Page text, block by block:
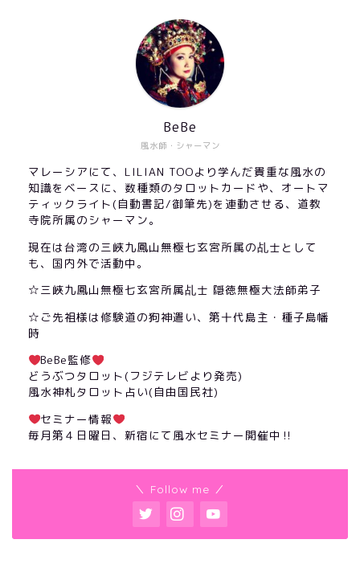
風水師・シャーマン
BeBe
マレーシアにて、LILIAN TOOより学んだ貴重な風水の
知識をベースに、数種類のタロットカードや、オートマ
ティックライト(自動書記/御筆先)を連動させる、道教
寺院所属のシャーマン。
現在は台湾の三峽九鳳山無極七玄宮所属の乩士として
も、国内外で活動中。
☆三峽九鳳山無極七玄宮所属乩士 隠徳無極大法師弟子
☆ご先祖様は修験道の狗神遣い、第十代島主・種子島幡
時
BeBe監修
どうぶつタロット(フジテレビより発売)
風水神札タロット占い(自由国民社)
セミナー情報
毎月第４日曜日、新宿にて風水セミナー開催中‼︎
＼ Follow me ／